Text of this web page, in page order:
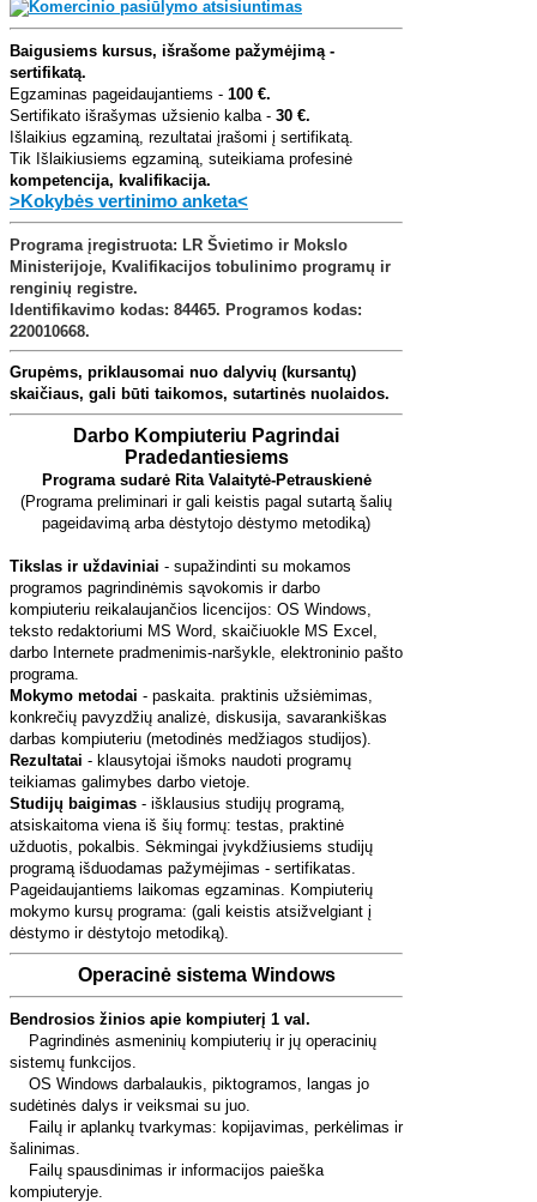
Baigusiems kursus, išrašome pažymėjimą -
sertifikatą.
Egzaminas pageidaujantiems - 100 €.
Sertifikato išrašymas užsienio kalba - 30 €.
Išlaikius egzaminą, rezultatai įrašomi į sertifikatą.
Tik Išlaikiusiems egzaminą, suteikiama profesinė
kompetencija, kvalifikacija.
>Kokybės vertinimo anketa<
Programa įregistruota: LR Švietimo ir Mokslo
Ministerijoje, Kvalifikacijos tobulinimo programų ir
renginių registre.
Identifikavimo kodas: 84465. Programos kodas:
220010668.
Grupėms, priklausomai nuo dalyvių (kursantų)
skaičiaus, gali būti taikomos, sutartinės nuolaidos.
Darbo Kompiuteriu Pagrindai
Pradedantiesiems
Programa sudarė Rita Valaitytė-Petrauskienė
(Programa preliminari ir gali keistis pagal sutartą šalių
pageidavimą arba dėstytojo dėstymo metodiką)
Tikslas ir uždaviniai - supažindinti su mokamos
programos pagrindinėmis sąvokomis ir darbo
kompiuteriu reikalaujančios licencijos: OS Windows,
teksto redaktoriumi MS Word, skaičiuokle MS Excel,
darbo Internete pradmenimis-naršykle, elektroninio pašto
programa.
Mokymo metodai - paskaita. praktinis užsiėmimas,
konkrečių pavyzdžių analizė, diskusija, savarankiškas
darbas kompiuteriu (metodinės medžiagos studijos).
Rezultatai - klausytojai išmoks naudoti programų
teikiamas galimybes darbo vietoje.
Studijų baigimas - išklausius studijų programą,
atsiskaitoma viena iš šių formų: testas, praktinė
užduotis, pokalbis. Sėkmingai įvykdžiusiems studijų
programą išduodamas pažymėjimas - sertifikatas.
Pageidaujantiems laikomas egzaminas. Kompiuterių
mokymo kursų programa: (gali keistis atsižvelgiant į
dėstymo ir dėstytojo metodiką).
Operacinė sistema Windows
Bendrosios žinios apie kompiuterį 1 val.
Pagrindinės asmeninių kompiuterių ir jų operacinių
sistemų funkcijos.
OS Windows darbalaukis, piktogramos, langas jo
sudėtinės dalys ir veiksmai su juo.
Failų ir aplankų tvarkymas: kopijavimas, perkėlimas ir
šalinimas.
Failų spausdinimas ir informacijos paieška
kompiuteryje.